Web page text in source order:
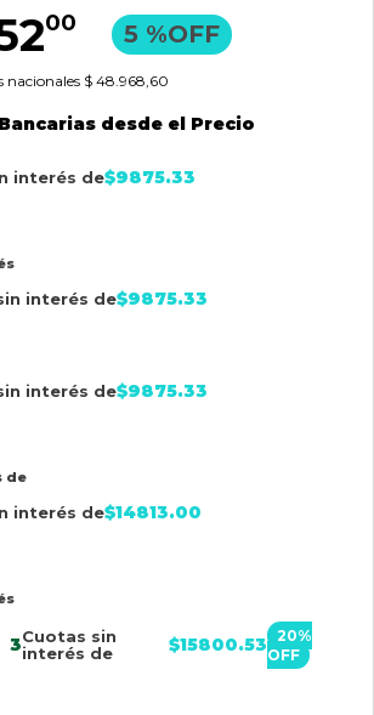
00 5 %OFF
nacionales $ 48.968,60
desde el Precio
interés de$9875.33
interés de$9875.33
interés de$9875.33
de
interés de$14813.00
3Cuotas sin
interés de
$15800.53 20%
OFF